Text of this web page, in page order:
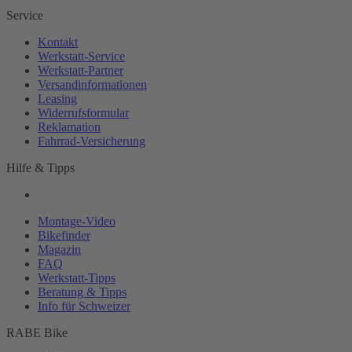
Service
Kontakt
Werkstatt-Service
Werkstatt-Partner
Versandinformationen
Leasing
Widerrufsformular
Reklamation
Fahrrad-Versicherung
Hilfe & Tipps
Montage-Video
Bikefinder
Magazin
FAQ
Werkstatt-Tipps
Beratung & Tipps
Info für Schweizer
RABE Bike